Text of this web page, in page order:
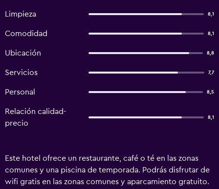
Limpieza 8,1
Comodidad 8,1
Ubicación 8,8
Servicios 7,7
Personal 8,5
Relación calidad-
precio
8,1
Este hotel ofrece un restaurante, café o té en las zonas
comunes y una piscina de temporada. Podrás disfrutar de
wifi gratis en las zonas comunes y aparcamiento gratuito.